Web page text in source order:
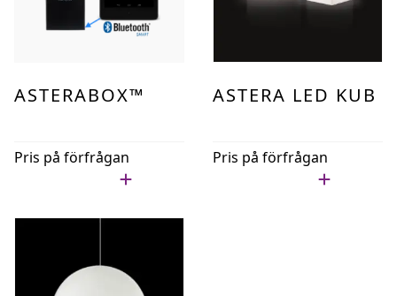
ASTERABOX™
Pris på förfrågan
ASTERA LED KUB
Pris på förfrågan